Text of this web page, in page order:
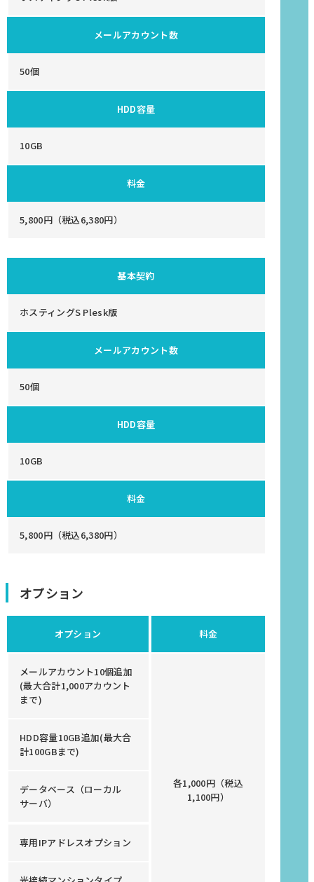
メールアカウント数
50個
HDD容量
10GB
料金
5,800円（税込6,380円）
基本契約
ホスティングS Plesk版
メールアカウント数
50個
HDD容量
10GB
料金
5,800円（税込6,380円）
オプション
オプション 料金
メールアカウント10個追加
(最大合計1,000アカウント
まで)
各1,000円（税込
1,100円）
HDD容量10GB追加(最大合
計100GBまで)
データベース（ローカル
サーバ）
専用IPアドレスオプション